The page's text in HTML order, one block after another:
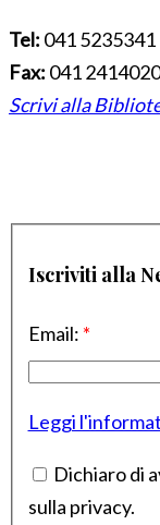
Tel: 041 5235341
Fax: 041 2414020
Scrivi alla
Iscriviti alla
Email: *
Leggi
Dichiaro di
sulla privacy.